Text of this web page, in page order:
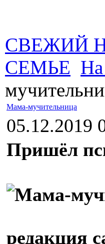
СВЕЖИЙ
СЕМЬЕ На
Мама-мучительница
05.12.2019
Пришёл
редакция